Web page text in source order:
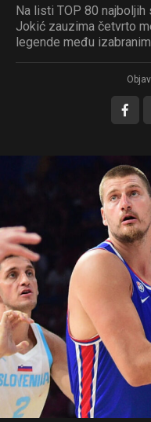
Na listi TOP 80 najboljih
Jokić zauzima četvrto
legende među